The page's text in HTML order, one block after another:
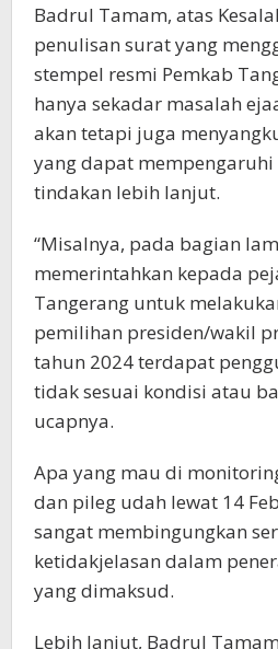
Badrul Tamam, atas
penulisan surat yang
stempel resmi Pemkab
hanya sekadar masalah
akan tetapi juga
yang dapat
tindakan lebih lanjut.
“Misalnya, pada bagian
memerintahkan kepada
Tangerang untuk
pemilihan presiden/wakil
tahun 2024 terdapat
tidak sesuai kondisi atau
ucapnya.
Apa yang mau di
dan pileg udah lewat 14
sangat membingungkan
ketidakjelasan dalam
yang dimaksud.
Lebih lanjut, Badrul